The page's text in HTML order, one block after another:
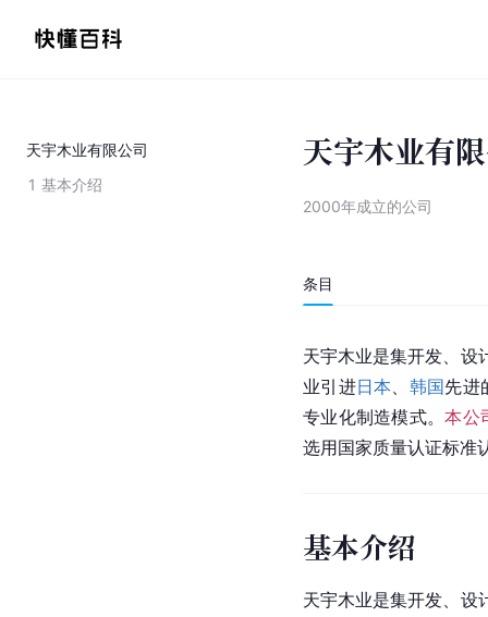
天宇木业有限公司
1 基本介绍
天宇木业有
2000年成立的公司
条目
天宇木业是集开发、设
业引进日本 韩国先进
专业化制造模式。本公
选用国家质量认证标准
基本介绍
天宇木业是集开发、设